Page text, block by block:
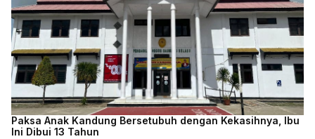
Paksa Anak Kandung Bersetubuh dengan Kekasihnya, Ibu
Ini Dibui 13 Tahun